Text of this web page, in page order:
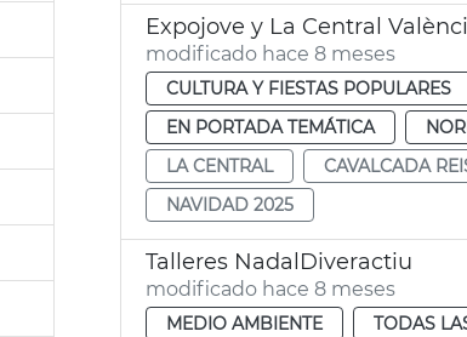
Expojove y La Central
modificado hace 8 meses
CULTURA Y FIESTAS POPULARES
EN PORTADA TEMÁTICA
LA CENTRAL
CAVALCADA
NAVIDAD 2025
Talleres NadalDiveractiu
modificado hace 8 meses
MEDIO AMBIENTE TODAS